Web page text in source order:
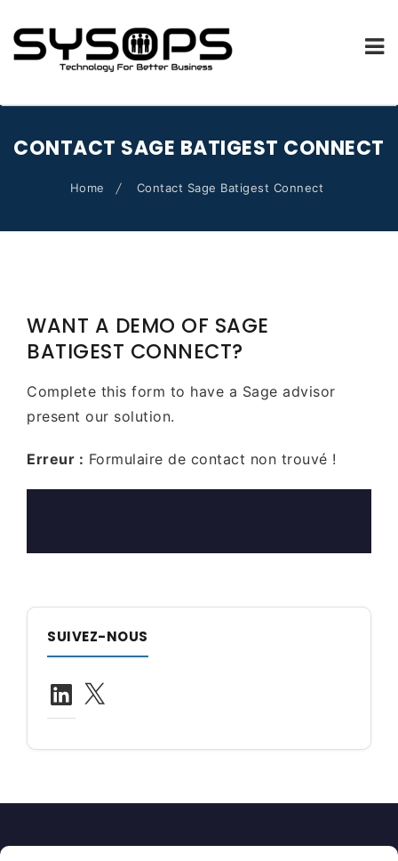
content
CONTACT SAGE BATIGEST CONNECT
Home Contact Sage Batigest Connect
WANT A DEMO OF SAGE
BATIGEST CONNECT?
Complete this form to have a Sage advisor
present our solution.
Erreur : Formulaire de contact non trouvé !
SUIVEZ-NOUS
LinkedIn
X